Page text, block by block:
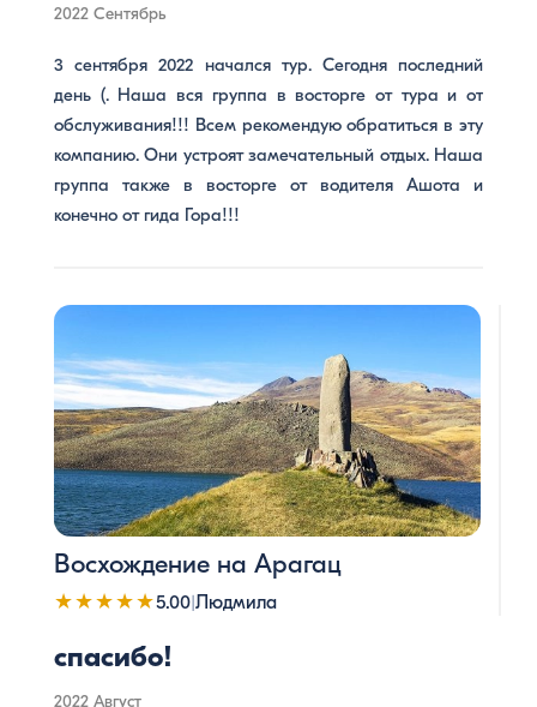
2022 Сентябрь
3 сентября 2022 начался тур. Сегодня последний
день (. Наша вся группа в восторге от тура и от
обслуживания!!! Всем рекомендую обратиться в эту
компанию. Они устроят замечательный отдых. Наша
группа также в восторге от водителя Ашота и
конечно от гида Гора!!!
Восхождение на Арагац
★★★★★5.00|Людмила
спасибо!
2022 Август